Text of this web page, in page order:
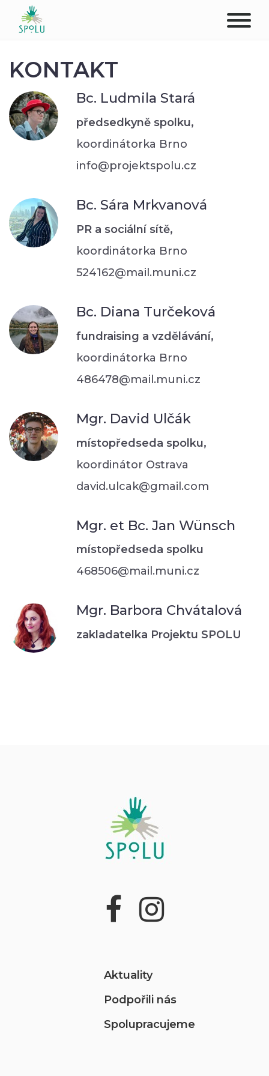
PODPOŘTE NÁS
PŮSOBIŠTĚ
PROFESIONÁLOVÉ
STUDENTI
KONTAKT
Bc. Ludmila Stará
předsedkyně spolku,
koordinátorka Brno
info@projektspolu.cz
Bc. Sára Mrkvanová
PR a sociální sítě,
koordinátorka Brno
524162@mail.muni.cz
Bc. Diana Turčeková
fundraising a vzdělávání,
koordinátorka Brno
486478@mail.muni.cz
Mgr. David Ulčák
místopředseda spolku,
koordinátor Ostrava
david.ulcak@gmail.com
Mgr. et Bc. Jan Wünsch
místopředseda spolku
468506@mail.muni.cz
Mgr. Barbora Chvátalová
zakladatelka Projektu SPOLU
Aktuality
Podpořili nás
Spolupracujeme